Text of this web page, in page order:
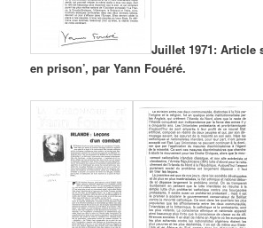
Juillet 1971: Article
en prison’, par Yann Fouéré.